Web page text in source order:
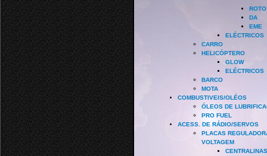
ROTO
DA
EME
ELÉCTRICOS
CARRO
HELICÓPTERO
GLOW
ELÉCTRICOS
BARCO
MOTA
COMBUSTIVEIS/OLÉOS
ÓLEOS DE
PRO FUEL
ACESS. DE RÁDIO/SERVOS
PLACAS
VOLTAGEM
CENTRALINAS